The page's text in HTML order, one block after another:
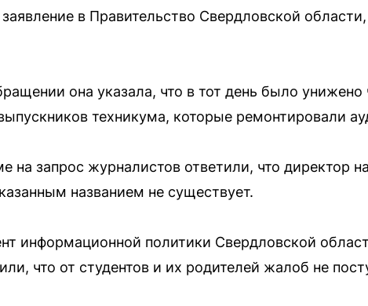
в Правительство Свердловской
она указала, что в тот день было
техникума, которые ремонтировали
на запрос журналистов ответили, что директор
названием не существует.
информационной политики Свердловской
что от студентов и их родителей жалоб не